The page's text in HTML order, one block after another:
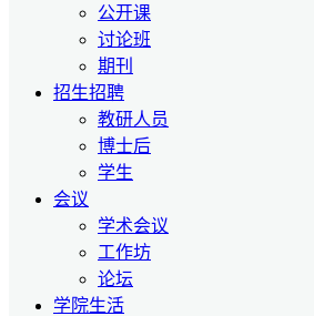
公开课
讨论班
期刊
招生招聘
教研人员
博士后
学生
会议
学术会议
工作坊
论坛
学院生活